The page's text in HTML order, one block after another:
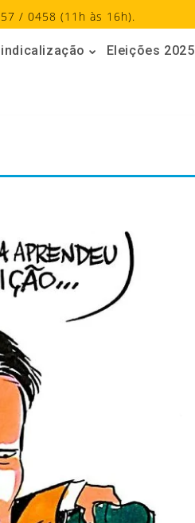
/ 0458 (11h às 16h).
Eleições 2025